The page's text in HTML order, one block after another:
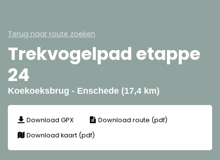
Terug naar route zoeken
Trekvogelpad etappe
24
Koekoeksbrug - Enschede (17,4 km)
Download GPX
Download route (pdf)
Download kaart (pdf)